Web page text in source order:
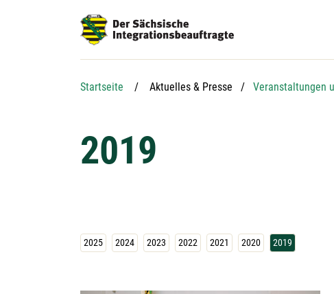
Startseite Aktuelles & Presse Veranstaltungen
2019
2025 2024 2023 2022 2021 2020 2019